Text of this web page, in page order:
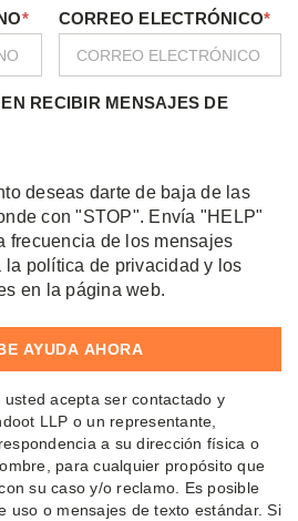
* CORREO ELECTRÓNICO*
RECIBIR MENSAJES DE
deseas darte de baja de las
con "STOP". Envía "HELP"
frecuencia de los mensajes
la política de privacidad y los
en la página web.
acepta ser contactado y
LLP o un representante,
a su dirección física o
para cualquier propósito que
su caso y/o reclamo. Es posible
uso o mensajes de texto estándar. Si